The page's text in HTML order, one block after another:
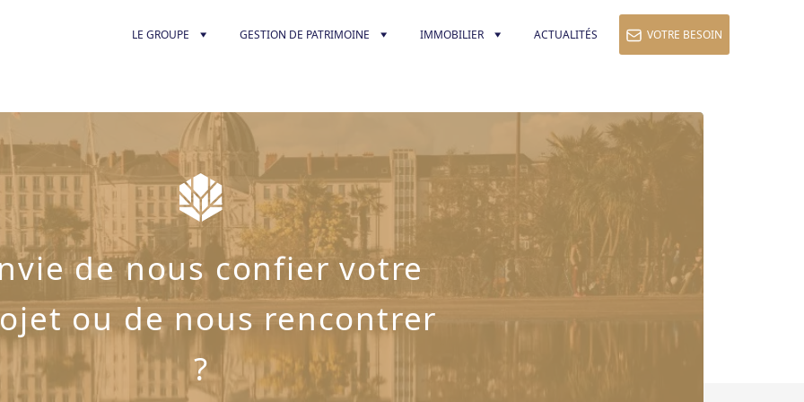
LE GROUPE GESTION DE PATRIMOINE IMMOBILIER ACTUALITÉS VOTRE BESOIN
de nous confier votre
ou de nous rencontrer
?